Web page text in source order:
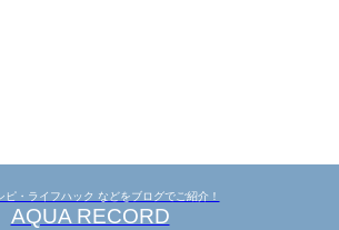
ピ・ライフハック などをブログでご紹介！
AQUA RECORD